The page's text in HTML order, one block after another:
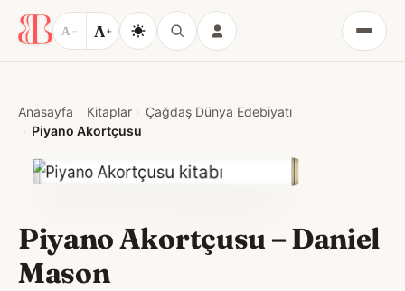
A − A+
Menü
Anasayfa Kitaplar
Çağdaş Dünya Edebiyatı
Piyano Akortçusu
Piyano Akortçusu –Daniel
Mason